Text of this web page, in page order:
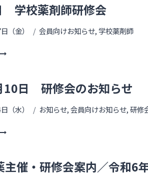
学校薬剤師研修会
（金） 会員向けお知らせ, 学校薬剤師
10日 研修会のお知らせ
（水） お知らせ,会員向けお知らせ,研修
主催・研修会案内／令和6